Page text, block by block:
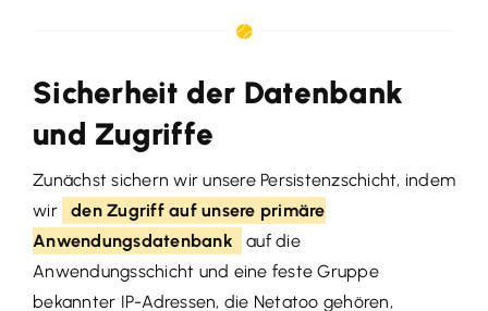
Sicherheit der Datenbank
und Zugriffe
Zunächst sichern wir unsere Persistenzschicht, indem
wir
den Zugriff auf unsere primäre
Anwendungsdatenbank
auf die
Anwendungsschicht und eine feste Gruppe
bekannter IP-Adressen, die Netatoo gehören,